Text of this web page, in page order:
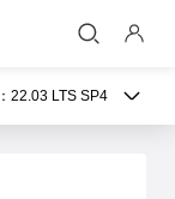
22.03 LTS SP4